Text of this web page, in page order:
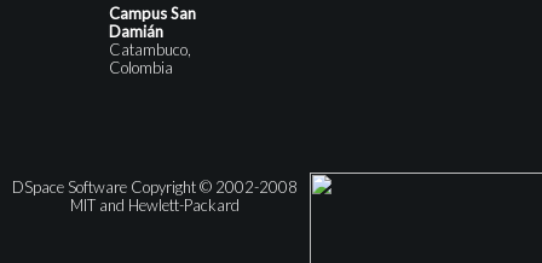
Campus San
Damián
Catambuco,
Colombia
DSpace Software Copyright © 2002-2008
MIT and Hewlett-Packard